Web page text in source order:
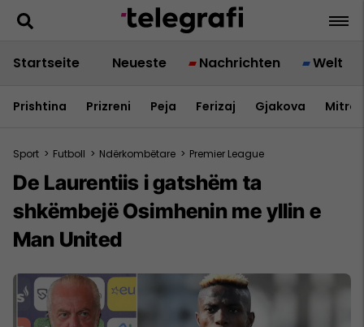
Startseite Neueste Nachrichten Welt
Prishtina Prizreni Peja Ferizaj Gjakova
Sport > Futboll > Ndërkombëtare > Premier League
De Laurentiis i gatshëm ta
shkëmbejë Osimhenin me yllin e
Man United